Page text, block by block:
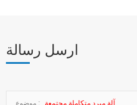
ارسل رسالة
موضوع : آلة مبرد متكاملة مجتمعة